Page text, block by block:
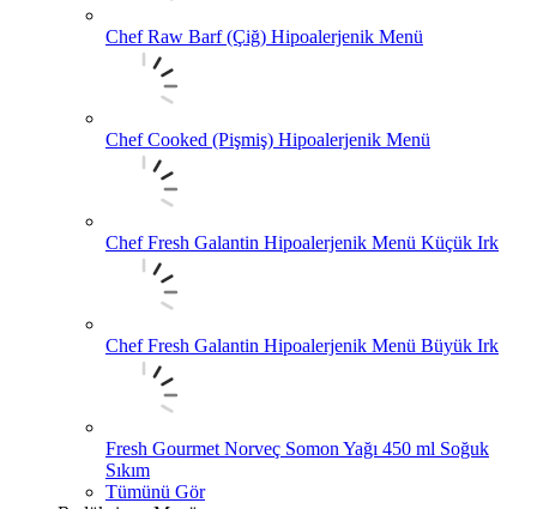
Chef Raw Barf (Çiğ) Hipoalerjenik Menü
Chef Cooked (Pişmiş) Hipoalerjenik Menü
Chef Fresh Galantin Hipoalerjenik Menü Küçük Irk
Chef Fresh Galantin Hipoalerjenik Menü Büyük Irk
Fresh Gourmet Norveç Somon Yağı 450 ml Soğuk
Sıkım
Tümünü Gör